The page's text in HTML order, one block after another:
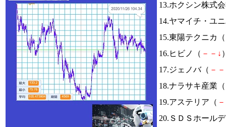
13.ホクシン株式
14.ヤマイチ・ユ
15.東陽テクニカ（
16.ヒビノ（ － － ↓
17.ジェノバ（ － －
18.ナラサキ産業（
19.アステリア（ －
20.ＳＤＳホール